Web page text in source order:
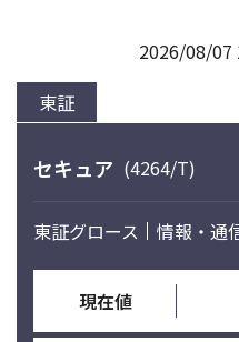
東証
2026/08/07
セキュア (4264/T)
東証グロース 情報・通
現在値